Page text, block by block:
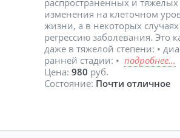
распространенных и
изменения на клеточном
жизни, а в некоторых
регрессию заболевания. Это
даже в тяжелой степени: •
ранней стадии: •подробнее...
Цена:980 руб.
Состояние: Почти отличное